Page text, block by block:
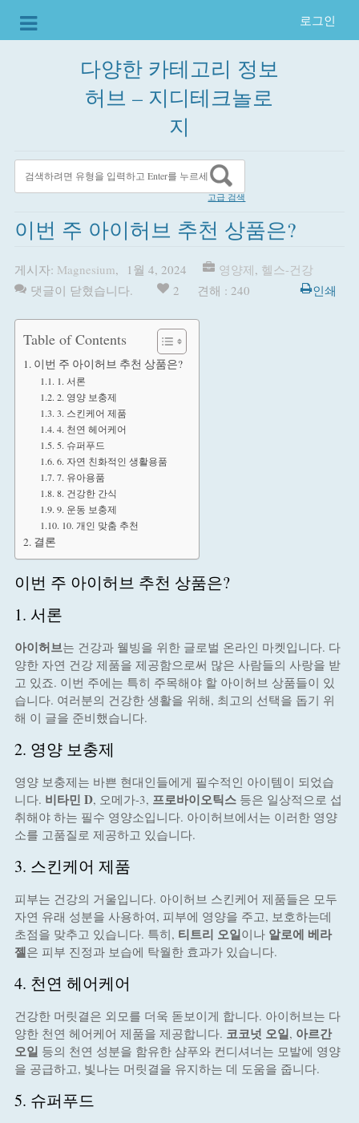
로그인
다양한 카테고리 정보
허브 – 지디테크놀로
지
고급 검색
이번 주 아이허브 추천 상품은?
게시자: Magnesium, 1월 4, 2024 영양제, 헬스-건강
댓글이 닫혔습니다.
2 견해 : 240 인쇄
Table of Contents
이번 주 아이허브 추천 상품은?
1. 서론
2. 영양 보충제
3. 스킨케어 제품
4. 천연 헤어케어
5. 슈퍼푸드
6. 자연 친화적인 생활용품
7. 유아용품
8. 건강한 간식
9. 운동 보충제
10. 개인 맞춤 추천
결론
이번 주 아이허브 추천 상품은?
1. 서론
아이허브는 건강과 웰빙을 위한 글로벌 온라인 마켓입니다. 다
양한 자연 건강 제품을 제공함으로써 많은 사람들의 사랑을 받
고 있죠. 이번 주에는 특히 주목해야 할 아이허브 상품들이 있
습니다. 여러분의 건강한 생활을 위해, 최고의 선택을 돕기 위
해 이 글을 준비했습니다.
2. 영양 보충제
영양 보충제는 바쁜 현대인들에게 필수적인 아이템이 되었습
니다. 비타민 D, 오메가-3, 프로바이오틱스등은 일상적으로 섭
취해야 하는 필수 영양소입니다. 아이허브에서는 이러한 영양
소를 고품질로 제공하고 있습니다.
3. 스킨케어 제품
피부는 건강의 거울입니다. 아이허브 스킨케어 제품들은 모두
자연 유래 성분을 사용하여, 피부에 영양을 주고, 보호하는데
초점을 맞추고 있습니다. 특히, 티트리 오일이나 알로에 베라
젤은 피부 진정과 보습에 탁월한 효과가 있습니다.
4. 천연 헤어케어
건강한 머릿결은 외모를 더욱 돋보이게 합니다. 아이허브는 다
양한 천연 헤어케어 제품을 제공합니다. 코코넛 오일, 아르간
오일 등의 천연 성분을 함유한 샴푸와 컨디셔너는 모발에 영양
을 공급하고, 빛나는 머릿결을 유지하는 데 도움을 줍니다.
5. 슈퍼푸드